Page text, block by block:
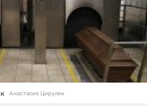
Анастасия Цирулик